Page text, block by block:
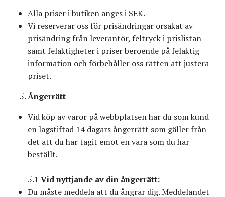
Alla priser i butiken anges i SEK.
Vi reserverar oss för prisändringar orsakat av
prisändring från leverantör, feltryck i prislistan
samt felaktigheter i priser beroende på felaktig
information och förbehåller oss rätten att justera
priset.
Ångerrätt
Vid köp av varor på webbplatsen har du som kund
en lagstiftad 14 dagars ångerrätt som gäller från
det att du har tagit emot en vara som du har
beställt.
5.1 Vid nyttjande av din ångerrätt:
Du måste meddela att du ångrar dig. Meddelandet